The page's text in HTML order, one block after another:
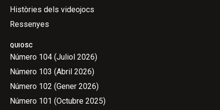
QUIOSC
Número 104 (Juliol 2026)
Número 103 (Abril 2026)
Número 102 (Gener 2026)
Número 101 (Octubre 2025)
Històries dels videojocs
Ressenyes